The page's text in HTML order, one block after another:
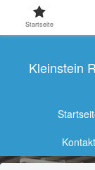
Kleinstein
Kontakt
Startseite